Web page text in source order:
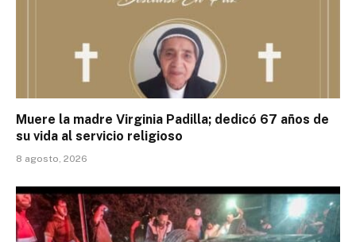
Muere la madre Virginia Padilla; dedicó 67 años de
su vida al servicio religioso
8 agosto, 2026